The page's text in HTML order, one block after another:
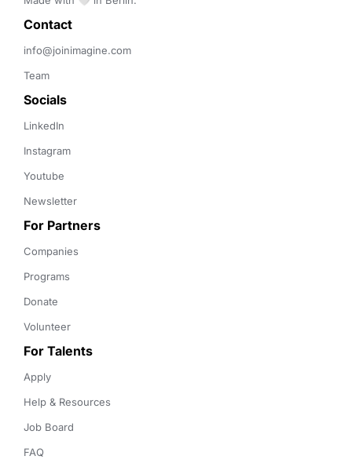
Contact
info@joinimagine.com
Team
Socials
LinkedIn
Instagram
Youtube
Newsletter
For Partners
Companies
Programs
Donate
Volunteer
For Talents
Apply
Help & Resources
Job Board
FAQ